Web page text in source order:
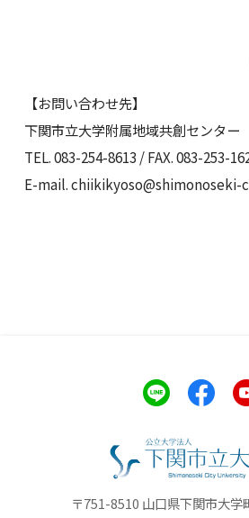
【お問い合わせ先】
下関市立大学附属地域共創センター
TEL. 083-254-8613 / FAX. 083-253-
E-mail. chiikikyoso@shimonoseki-
〒751-8510 山口県下関市大学